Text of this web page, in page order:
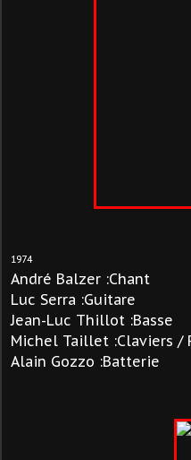
1974
André Balzer :Chant
Luc Serra :Guitare
Jean-Luc Thillot :Basse
Michel Taillet :Claviers /
Alain Gozzo :Batterie